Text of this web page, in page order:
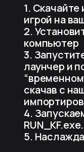
1. Скачайте
игрой на
2.
компьютер
3.
лаунчер и
скачав с
4.
RUN_KF.exe.
5.